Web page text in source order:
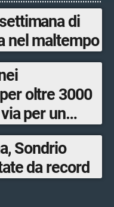
di
nel maltempo
oltre 3000
per un
Sondrio
da record